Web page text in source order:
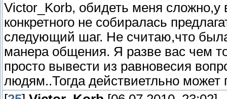
Victor_Korb, обидеть меня сложно,у
конкретного не собиралась
следующий шаг. Не считаю,что
манера общения. Я разве вас чем
просто вывести из равновесия
людям..Тогда действиетльно может